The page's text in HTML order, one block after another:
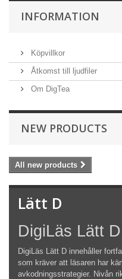
INFORMATION
Köpvillkor
Åtkomst till ljudfiler
Om DigTea
NEW PRODUCTS
All new products
Lätt D
DigiLäs Lätt D
DigiLäs Lätt D innehåller
som kräver att läsaren har
avkodningsstrategier. Nivån